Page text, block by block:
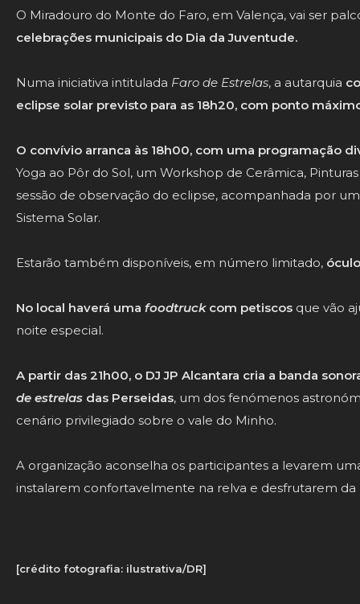
O Miradouro do Monte do Faro, em Valença, vai ser
celebrações municipais do Dia da Juventude.
Numa iniciativa intitulada Faro de Estrelas, a autarquia
eclipse solar previsto para as 18h20, com ponto
O convívio arranca às 18h00, com uma programação
Yoga ao Pôr do Sol, um Workshop de Cerâmica,
sessão de observação do eclipse, acompanhada por
Sistema Solar.
Estarão também disponíveis, em número limitado,
No local haverá uma foodtruckcom petiscos que vão
noite especial.
A partir das 21h00, o DJ JP Alcantara cria a banda
de estrelas das Perseidas, um dos fenómenos
cenário privilegiado sobre o vale do Minho.
A organização aconselha os participantes a levarem
instalarem confortavelmente na relva e desfrutarem da
[crédito fotografia: ilustrativa/DR]